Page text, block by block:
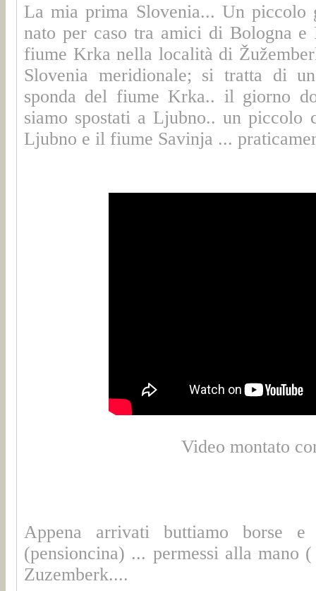
La mia prima Slovenia... Un
nato per caso tra amici di Bologna
fiume Krka nella località di
Slovenia meridionale; si tratta di
sponda del fiume Krka.. il giorno
siamo spostati a Ljubno..un piccolo
Ljubno e il fiume Savinja ...
Video montato
Appena arrivati buttiamo borse
(pensioncina) ... permessi alla
Zuzemberk....